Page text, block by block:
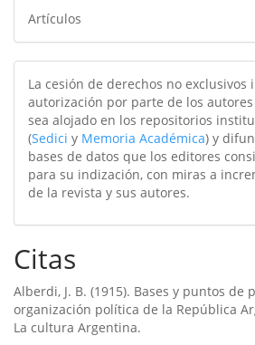
Artículos
La cesión de derechos no
autorización por parte de los
sea alojado en los repositorios
(Sedici y Memoria Académica) y
bases de datos que los editores
para su indización, con miras a
de la revista y sus autores.
Citas
Alberdi, J. B. (1915). Bases y puntos de
organización polí­tica de la República
La cultura Argentina.